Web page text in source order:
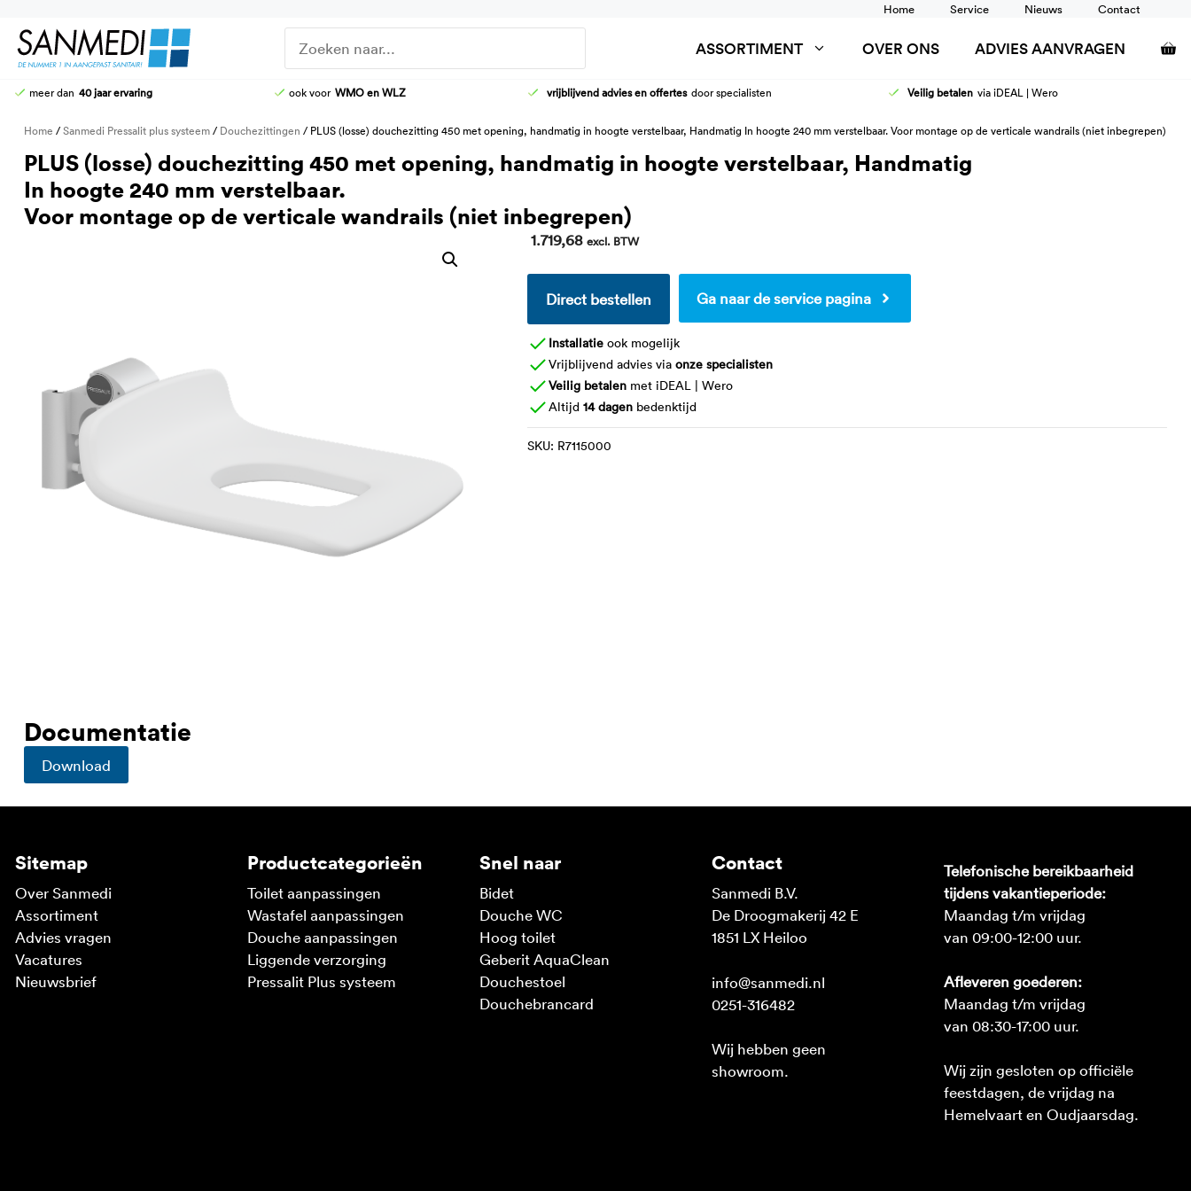
naar
Home Service Nieuws Contact
ASSORTIMENT
HOOG-LAAG TOILETTEN
STOMATOILETTAFEL
AANGEPASTE CLOSETZITTINGEN
TOILETBEUGELS
KRANEN
DOUCHE-BRANCARDS
KRANEN
WASTAFELS
DOUCHEBRANCARDS
KINDER VERSCHOONTAFELS
RUGSTEUN
TOILETSTEUNEN
OVER ONS ADVIES AANVRAGEN
meer dan 40 jaar ervaring ook voor WMO en WLZ vrijblijvend advies en offertes door specialisten Veilig betalen via iDEAL | Wero
Home /Sanmedi Pressalit plus systeem/ Douchezittingen / PLUS (losse) douchezitting 450 met opening, handmatig in hoogte verstelbaar, Handmatig In hoogte 240 mm verstelbaar. Voor montage op de verticale wandrails (niet inbegrepen)
PLUS (losse) douchezitting 450 met opening, handmatig in hoogte verstelbaar, Handmatig
In hoogte 240 mm verstelbaar.
Voor montage op de verticale wandrails (niet inbegrepen)
1.719,68 excl. BTW
Direct bestellen Ga naar de service pagina
Installatieook mogelijk
Vrijblijvend advies via onze specialisten
Veilig betalenmet iDEAL | Wero
Altijd 14 dagenbedenktijd
SKU: R7115000
Documentatie
Download
Sitemap
Over Sanmedi
Assortiment
Advies vragen
Vacatures
Nieuwsbrief
Productcategorieën
Toilet aanpassingen
Wastafel aanpassingen
Douche aanpassingen
Liggende verzorging
Pressalit Plus systeem
Snel naar
Bidet
Douche WC
Hoog toilet
Geberit AquaClean
Douchestoel
Douchebrancard
Contact
Sanmedi B.V.
De Droogmakerij 42 E
1851 LX Heiloo
info@sanmedi.nl
0251-316482
Wij hebben geen
showroom.
Telefonische bereikbaarheid
tijdens vakantieperiode:
Maandag t/m vrijdag
van 09:00-12:00 uur.
Afleveren goederen:
Maandag t/m vrijdag
van 08:30-17:00 uur.
Wij zijn gesloten op officiële
feestdagen, de vrijdag na
Hemelvaart en Oudjaarsdag.